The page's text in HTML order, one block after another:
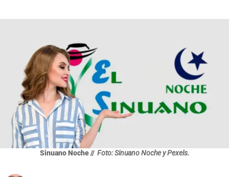
Sinuano Noche // Foto: Sinuano Noche y Pexels.